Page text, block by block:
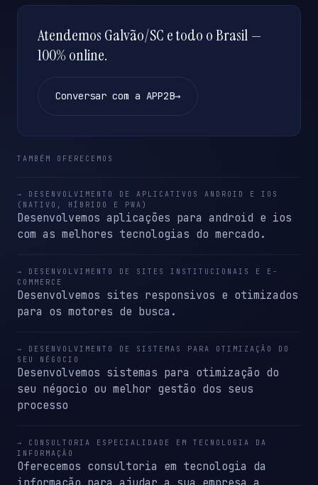
Atendemos Galvão/SC e todo o Brasil —
100% online.
Conversar com a APP2B→
TAMBÉM OFERECEMOS
→ DESENVOLVIMENTO DE APLICATIVOS ANDROID E IOS
(NATIVO, HÍBRIDO E PWA)
Desenvolvemos aplicações para android e ios
com as melhores tecnologias do mercado.
→ DESENVOLVIMENTO DE SITES INSTITUCIONAIS E E-
COMMERCE
Desenvolvemos sites responsivos e otimizados
para os motores de busca.
→ DESENVOLVIMENTO DE SISTEMAS PARA OTIMIZAÇÃO DO
SEU NÉGOCIO
Desenvolvemos sistemas para otimização do
seu négocio ou melhor gestão dos seus
processo
→ CONSULTORIA ESPECIALIDADE EM TECNOLOGIA DA
INFORMAÇÃO
Oferecemos consultoria em tecnologia da